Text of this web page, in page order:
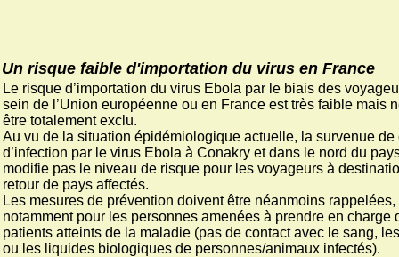
Un risque faible d'importation du virus en France
Le risque d’importation du virus Ebola par le biais des
sein de l’Union européenne ou en France est très faible mais
être totalement exclu.
Au vu de la situation épidémiologique actuelle, la survenue de
d’infection par le virus Ebola à Conakry et dans le nord du
modifie pas le niveau de risque pour les voyageurs à
retour de pays affectés.
Les mesures de prévention doivent être néanmoins rappelées,
notamment pour les personnes amenées à prendre en charge
patients atteints de la maladie (pas de contact avec le sang,
ou les liquides biologiques de personnes/animaux infectés).